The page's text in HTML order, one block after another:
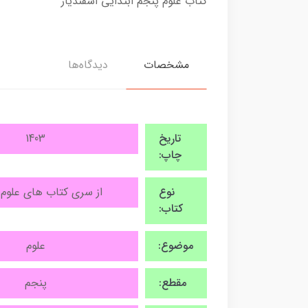
مشخصات دیدگاه‌ها
تاریخ
چاپ:
1403
نوع
کتاب:
از سری کتاب های
موضوع: علوم
مقطع: پنجم